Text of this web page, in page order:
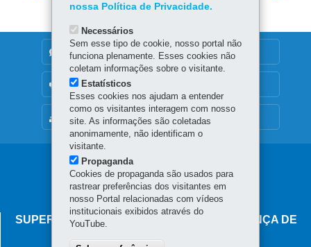
MAPA DO SITE
DENUNCIE CORRUPÇÃO
OUVIDORIA
Navegação
principal
SUPERINTENDÊNCIA-GERAL DE GOVERNANÇA DE
nossa Política de Privacidade.
Necessários
Sem esse tipo de cookie, nosso portal não
funciona plenamente. Esses cookies não
coletam informações sobre o visitante.
Estatísticos
Esses cookies nos ajudam a entender
como os visitantes interagem com nosso
site. As informações são coletadas
anonimamente, não identificam o
visitante.
Propaganda
Cookies de propaganda são usados para
rastrear preferências dos visitantes em
nosso Portal relacionadas com vídeos
institucionais exibidos através do
YouTube.